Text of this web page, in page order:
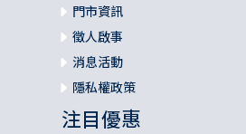
門市資訊
徵人啟事
消息活動
隱私權政策
注目優惠